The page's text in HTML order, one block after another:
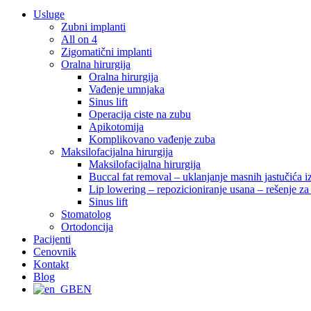
Usluge
Zubni implanti
All on 4
Zigomatični implanti
Oralna hirurgija
Oralna hirurgija
Vađenje umnjaka
Sinus lift
Operacija ciste na zubu
Apikotomija
Komplikovano vađenje zuba
Maksilofacijalna hirurgija
Maksilofacijalna hirurgija
Buccal fat removal – uklanjanje masnih jastučića
Lip lowering – repozicioniranje usana – rešenje
Sinus lift
Stomatolog
Ortodoncija
Pacijenti
Cenovnik
Kontakt
Blog
EN